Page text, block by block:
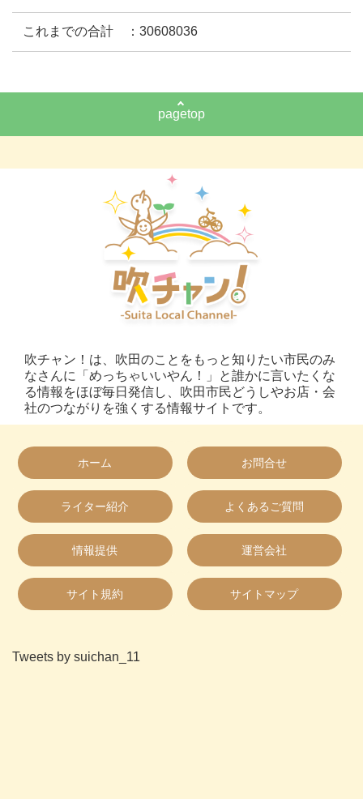
これまでの合計 ：30608036
pagetop
吹チャン！は、吹田のことをもっと知りたい市民のみ
なさんに「めっちゃいいやん！」と誰かに言いたくな
る情報をほぼ毎日発信し、吹田市民どうしやお店・会
社のつながりを強くする情報サイトです。
ホーム お問合せ
ライター紹介 よくあるご質問
情報提供 運営会社
サイト規約 サイトマップ
Tweets by suichan_11